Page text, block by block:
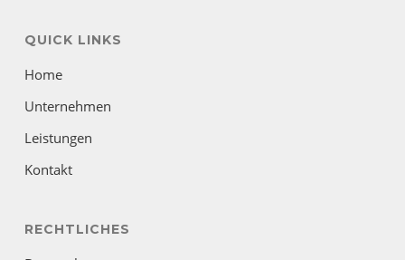
QUICK LINKS
Home
Unternehmen
Leistungen
Kontakt
RECHTLICHES